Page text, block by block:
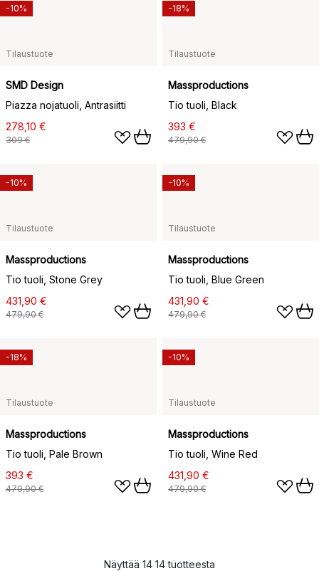
Tilaustuote
SMD Design
Piazza nojatuoli, Antrasiitti
278,10 €
309 €
-10%
Tilaustuote
Massproductions
Tio tuoli, Black
393 €
479,90 €
-18%
Tilaustuote
Massproductions
Tio tuoli, Stone Grey
431,90 €
479,90 €
-10%
Tilaustuote
Massproductions
Tio tuoli, Blue Green
431,90 €
479,90 €
-10%
Tilaustuote
Massproductions
Tio tuoli, Pale Brown
393 €
479,90 €
-18%
Tilaustuote
Massproductions
Tio tuoli, Wine Red
431,90 €
479,90 €
-10%
Näyttää 14 14 tuotteesta